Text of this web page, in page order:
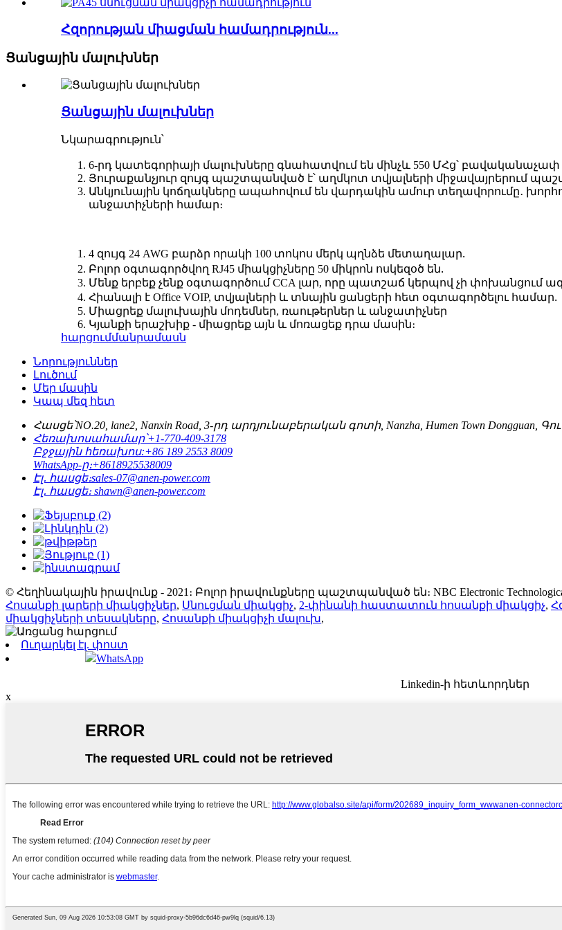
Հզորության միացման համադրություն...
Ցանցային մալուխներ
Ցանցային մալուխներ
Նկարագրություն՝
6-րդ կատեգորիայի մալուխները գնահատվում են մինչև 550 ՄՀց՝
Յուրաքանչյուր զույգ պաշտպանված է՝ աղմկոտ տվյալների միջավայրերում
Անկյունային կոճղակները ապահովում են վարդակին ամուր տեղավորումը․
անջատիչների համար։
4 զույգ 24 AWG բարձր որակի 100 տոկոս մերկ պղնձե մետաղալար.
Բոլոր օգտագործվող RJ45 միակցիչները 50 միկրոն ոսկեզօծ են.
Մենք երբեք չենք օգտագործում CCA լար, որը պատշաճ կերպով չի փոխանցում
Հիանալի է Office VOIP, տվյալների և տնային ցանցերի հետ օգտագործելու համար.
Միացրեք մալուխային մոդեմներ, ռաութերներ և անջատիչներ
Կյանքի երաշխիք - միացրեք այն և մոռացեք դրա մասին։
հարցումմանրամասն
Նորություններ
Լուծում
Մեր մասին
Կապ մեզ հետ
Հասցե՝NO.20, lane2, Nanxin Road, 3-րդ արդյունաբերական գոտի, Nanzha, Humen Town
Հեռախոսահամար՝+1-770-409-3178
Բջջային հեռախոս:+86 189 2553 8009
WhatsApp-ը։+8618925538009
Էլ․ հասցե։sales-07@anen-power.com
Էլ․ հասցե։ shawn@anen-power.com
© Հեղինակային իրավունք - 2021։ Բոլոր իրավունքները պաշտպանված են։ NBC Electronic
Հոսանքի լարերի միակցիչներ, Սնուցման միակցիչ, 2-փինանի հաստատուն հոսանքի միակցիչ,
միակցիչների տեսակները, Հոսանքի միակցիչի մալուխ,
Ուղարկել էլ. փոստ
WhatsApp
Linkedin-ի հետևորդներ
x